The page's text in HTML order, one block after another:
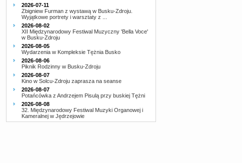
2026-07-11
Zbigniew Furman z wystawą w Busku-Zdroju.
Wyjątkowe portrety i warsztaty z ...
2026-08-02
XII Międzynarodowy Festiwal Muzyczny 'Bella Voce'
w Busku-Zdroju
2026-08-05
Wydarzenia w Kompleksie Tężnia Busko
2026-08-06
Piknik Rodzinny w Busku-Zdroju
2026-08-07
Kino w Solcu-Zdroju zaprasza na seanse
2026-08-07
Potańcówka z Andrzejem Pisulą przy buskiej Tężni
2026-08-08
32. Międzynarodowy Festiwal Muzyki Organowej i
Kameralnej w Jędrzejowie